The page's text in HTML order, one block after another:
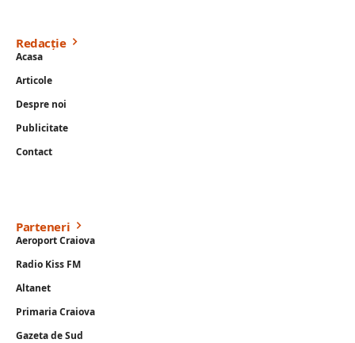
Redacție
Acasa
Articole
Despre noi
Publicitate
Contact
Parteneri
Aeroport Craiova
Radio Kiss FM
Altanet
Primaria Craiova
Gazeta de Sud